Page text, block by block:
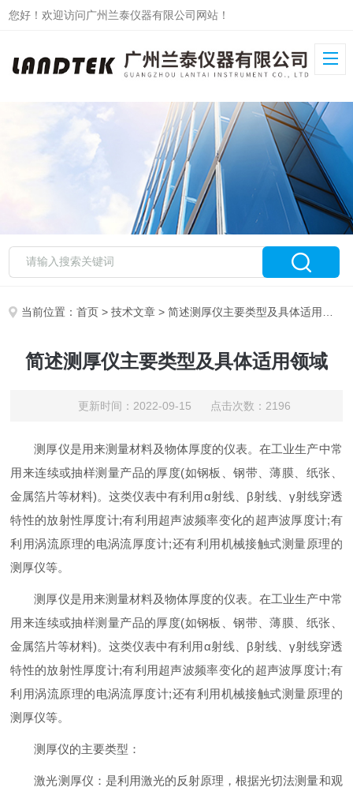
您好！欢迎访问广州兰泰仪器有限公司网站！
当前位置：首页 >技术文章 > 简述测厚仪主要类型及具体适用领域
简述测厚仪主要类型及具体适用领域
更新时间：2022-09-15 点击次数：2196
测厚仪是用来测量材料及物体厚度的仪表。在工业生产中常
用来连续或抽样测量产品的厚度(如钢板、钢带、薄膜、纸张、
金属箔片等材料)。这类仪表中有利用α射线、β射线、γ射线穿透
特性的放射性厚度计;有利用超声波频率变化的超声波厚度计;有
利用涡流原理的电涡流厚度计;还有利用机械接触式测量原理的
测厚仪等。
测厚仪是用来测量材料及物体厚度的仪表。在工业生产中常
用来连续或抽样测量产品的厚度(如钢板、钢带、薄膜、纸张、
金属箔片等材料)。这类仪表中有利用α射线、β射线、γ射线穿透
特性的放射性厚度计;有利用超声波频率变化的超声波厚度计;有
利用涡流原理的电涡流厚度计;还有利用机械接触式测量原理的
测厚仪等。
测厚仪的主要类型：
激光测厚仪：是利用激光的反射原理，根据光切法测量和观